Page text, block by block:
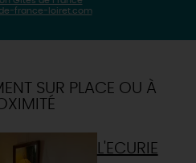
france-loiret.com
SUR PLACE OU À
L'ECURIE